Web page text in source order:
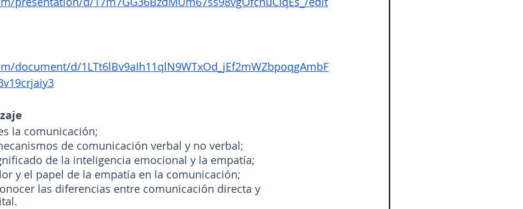
document/d/1LTt6lBv9aIh11qlN9WTxOd_jEf2mWZbpoqgAmbF
la comunicación;
de comunicación verbal y no verbal;
de la inteligencia emocional y la empatía;
y el papel de la empatía en la comunicación;
las diferencias entre comunicación directa y